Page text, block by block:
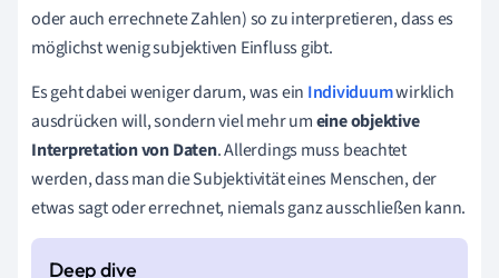
oder auch errechnete Zahlen) so zu interpretieren, dass es
möglichst wenig subjektiven Einfluss gibt.
Es geht dabei weniger darum, was ein Individuumwirklich
ausdrücken will, sondern viel mehr umeine objektive
Interpretation von Daten. Allerdings muss beachtet
werden, dass man die Subjektivität eines Menschen, der
etwas sagt oder errechnet, niemals ganz ausschließen kann.